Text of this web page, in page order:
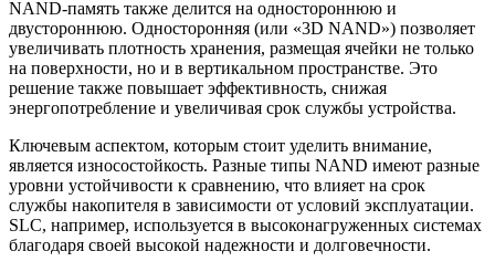
NAND-память также делится на одностороннюю и
двустороннюю. Односторонняя (или «3D NAND») позволяет
увеличивать плотность хранения, размещая ячейки не только
на поверхности, но и в вертикальном пространстве. Это
решение также повышает эффективность, снижая
энергопотребление и увеличивая срок службы устройства.
Ключевым аспектом, которым стоит уделить внимание,
является износостойкость. Разные типы NAND имеют разные
уровни устойчивости к сравнению, что влияет на срок
службы накопителя в зависимости от условий эксплуатации.
SLC, например, используется в высоконагруженных системах
благодаря своей высокой надежности и долговечности.